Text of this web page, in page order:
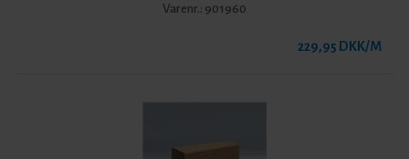
Varenr.: 901960
229,95 DKK/M